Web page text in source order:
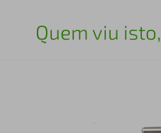
Quem viu